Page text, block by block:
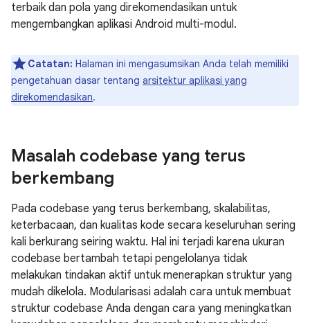
terbaik dan pola yang direkomendasikan untuk
mengembangkan aplikasi Android multi-modul.
Catatan: Halaman ini mengasumsikan Anda telah memiliki
pengetahuan dasar tentang arsitektur aplikasi yang
direkomendasikan.
Masalah codebase yang terus
berkembang
Pada codebase yang terus berkembang, skalabilitas,
keterbacaan, dan kualitas kode secara keseluruhan sering
kali berkurang seiring waktu. Hal ini terjadi karena ukuran
codebase bertambah tetapi pengelolanya tidak
melakukan tindakan aktif untuk menerapkan struktur yang
mudah dikelola. Modularisasi adalah cara untuk membuat
struktur codebase Anda dengan cara yang meningkatkan